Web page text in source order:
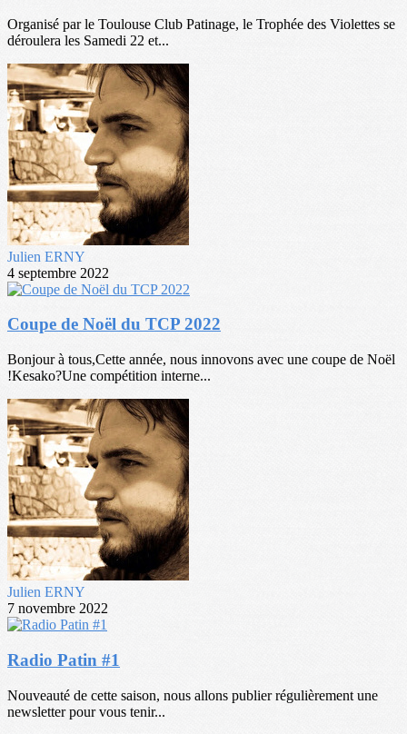
Organisé par le Toulouse Club Patinage, le Trophée des Violettes se
déroulera les Samedi 22 et...
Julien ERNY
4 septembre 2022
Coupe de Noël du TCP 2022
Bonjour à tous,Cette année, nous innovons avec une coupe de Noël
!Kesako?Une compétition interne...
Julien ERNY
7 novembre 2022
Radio Patin #1
Nouveauté de cette saison, nous allons publier régulièrement une
newsletter pour vous tenir...